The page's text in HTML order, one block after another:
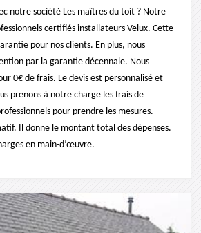
notre société Les maîtres du toit ? Notre
certifiés installateurs Velux. Cette
pour nos clients. En plus, nous
par la garantie décennale. Nous
0€ de frais. Le devis est personnalisé et
prenons à notre charge les frais de
pour prendre les mesures.
Il donne le montant total des dépenses.
en main-d’œuvre.